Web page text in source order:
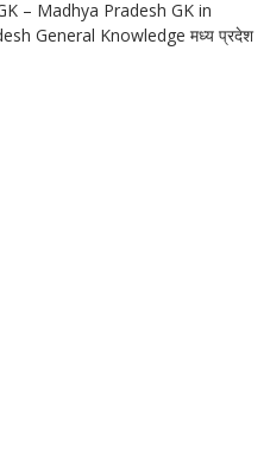
– Madhya Pradesh GK in
General Knowledge मध्य प्रदेश